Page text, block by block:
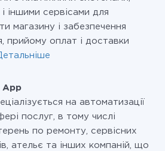
іншими сервісами для
магазину і забезпечення
прийому оплат і доставки
App
на автоматизації
послуг, в тому числі
по ремонту, сервісних
ательє та інших компаній, що